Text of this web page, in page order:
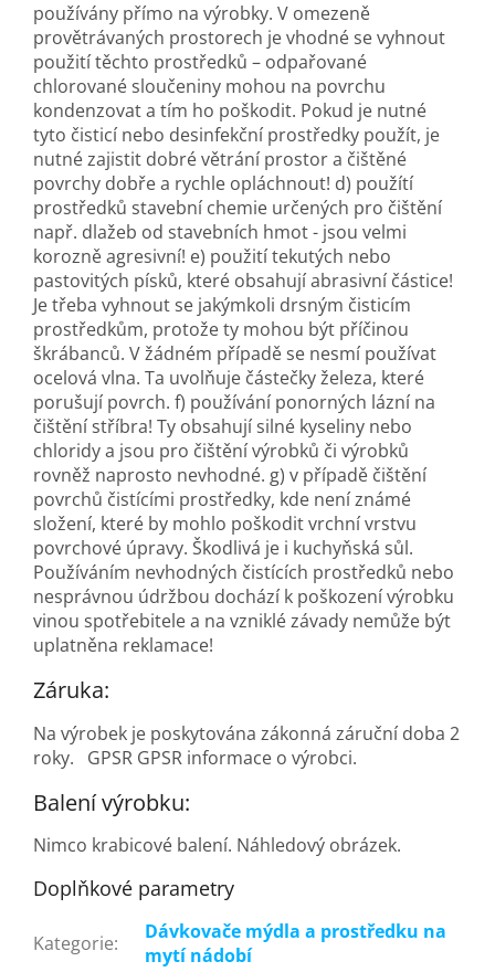
používány přímo na výrobky. V omezeně
provětrávaných prostorech je vhodné se vyhnout
použití těchto prostředků – odpařované
chlorované sloučeniny mohou na povrchu
kondenzovat a tím ho poškodit. Pokud je nutné
tyto čisticí nebo desinfekční prostředky použít, je
nutné zajistit dobré větrání prostor a čištěné
povrchy dobře a rychle opláchnout! d) použítí
prostředků stavební chemie určených pro čištění
např. dlažeb od stavebních hmot - jsou velmi
korozně agresivní! e) použití tekutých nebo
pastovitých písků, které obsahují abrasivní částice!
Je třeba vyhnout se jakýmkoli drsným čisticím
prostředkům, protože ty mohou být příčinou
škrábanců. V žádném případě se nesmí používat
ocelová vlna. Ta uvolňuje částečky železa, které
porušují povrch. f) používání ponorných lázní na
čištění stříbra! Ty obsahují silné kyseliny nebo
chloridy a jsou pro čištění výrobků či výrobků
rovněž naprosto nevhodné. g) v případě čištění
povrchů čistícími prostředky, kde není známé
složení, které by mohlo poškodit vrchní vrstvu
povrchové úpravy. Škodlivá je i kuchyňská sůl.
Používáním nevhodných čistících prostředků nebo
nesprávnou údržbou dochází k poškození výrobku
vinou spotřebitele a na vzniklé závady nemůže být
uplatněna reklamace!
Záruka:
Na výrobek je poskytována zákonná záruční doba 2
roky. GPSR GPSR informace o výrobci.
Balení výrobku:
Nimco krabicové balení. Náhledový obrázek.
Doplňkové parametry
Kategorie:
Dávkovače mýdla a prostředku na
mytí nádobí